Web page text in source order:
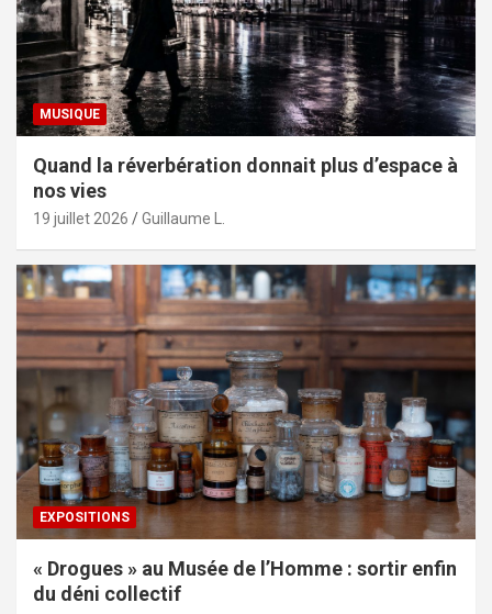
MUSIQUE
Quand la réverbération donnait plus d’espace à
nos vies
19 juillet 2026 Guillaume L.
EXPOSITIONS
« Drogues » au Musée de l’Homme : sortir enfin
du déni collectif